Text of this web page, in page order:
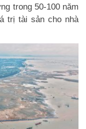
trong 50-100 năm
trị tài sản cho nhà